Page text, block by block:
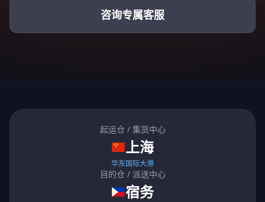
咨询专属客服
起运仓 / 集货中心
上海
华东国际大港
目的仓 / 派送中心
宿务